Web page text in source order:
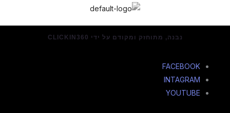
נבנה, מתוחזק ומקודם על ידי CLICKIN360
FACEBOOK
INTAGRAM
YOUTUBE